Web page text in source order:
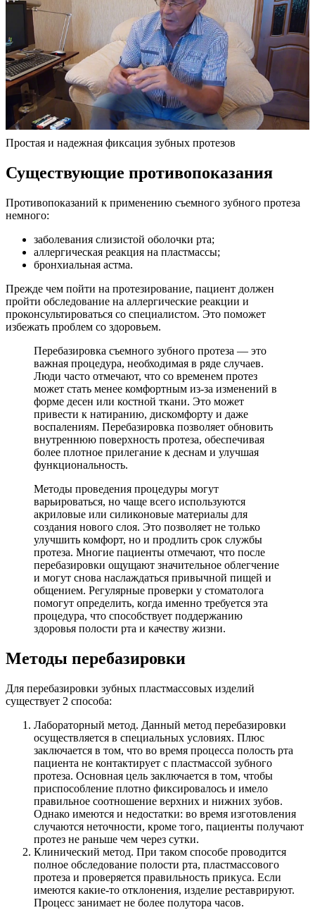
Простая и надежная фиксация зубных протезов
Существующие противопоказания
Противопоказаний к применению съемного зубного протеза
немного:
заболевания слизистой оболочки рта;
аллергическая реакция на пластмассы;
бронхиальная астма.
Прежде чем пойти на протезирование, пациент должен
пройти обследование на аллергические реакции и
проконсультироваться со специалистом. Это поможет
избежать проблем со здоровьем.
Перебазировка съемного зубного протеза — это
важная процедура, необходимая в ряде случаев.
Люди часто отмечают, что со временем протез
может стать менее комфортным из-за изменений в
форме десен или костной ткани. Это может
привести к натиранию, дискомфорту и даже
воспалениям. Перебазировка позволяет обновить
внутреннюю поверхность протеза, обеспечивая
более плотное прилегание к деснам и улучшая
функциональность.
Методы проведения процедуры могут
варьироваться, но чаще всего используются
акриловые или силиконовые материалы для
создания нового слоя. Это позволяет не только
улучшить комфорт, но и продлить срок службы
протеза. Многие пациенты отмечают, что после
перебазировки ощущают значительное облегчение
и могут снова наслаждаться привычной пищей и
общением. Регулярные проверки у стоматолога
помогут определить, когда именно требуется эта
процедура, что способствует поддержанию
здоровья полости рта и качеству жизни.
Методы перебазировки
Для перебазировки зубных пластмассовых изделий
существует 2 способа:
Лабораторный метод. Данный метод перебазировки
осуществляется в специальных условиях. Плюс
заключается в том, что во время процесса полость рта
пациента не контактирует с пластмассой зубного
протеза. Основная цель заключается в том, чтобы
приспособление плотно фиксировалось и имело
правильное соотношение верхних и нижних зубов.
Однако имеются и недостатки: во время изготовления
случаются неточности, кроме того, пациенты получают
протез не раньше чем через сутки.
Клинический метод. При таком способе проводится
полное обследование полости рта, пластмассового
протеза и проверяется правильность прикуса. Если
имеются какие-то отклонения, изделие реставрируют.
Процесс занимает не более полутора часов.